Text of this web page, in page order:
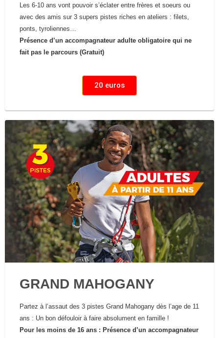
Les 6-10 ans vont pouvoir s’éclater entre frères et soeurs ou
avec des amis sur 3 supers pistes riches en ateliers : filets,
ponts, tyroliennes…
Présence d’un accompagnateur adulte obligatoire qui ne
fait pas le parcours (Gratuit)
20 euros
GRAND MAHOGANY
Partez à l’assaut des 3 pistes Grand Mahogany dès l’age de 11
ans : Un bon défouloir à faire absolument en famille !
Pour les moins de 16 ans : Présence d’un accompagnateur